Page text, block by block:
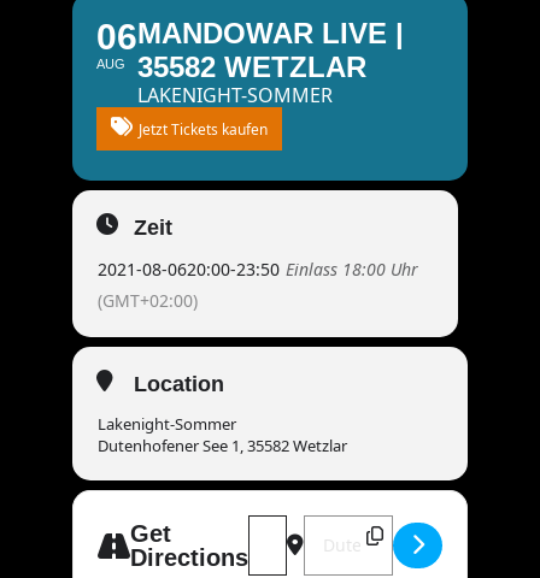
06
AUG
MANDOWAR LIVE |
35582 WETZLAR
LAKENIGHT-SOMMER
Jetzt Tickets kaufen
Zeit
2021-08-0620:00-23:50 Einlass 18:00 Uhr
(GMT+02:00)
Location
Lakenight-Sommer
Dutenhofener See 1, 35582 Wetzlar
Get
Directions
Address - MANDOWAR live | 35582
Destination Address -